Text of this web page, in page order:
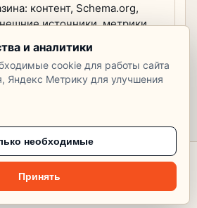
контент, Schema.org,
источники, метрики
Персональные данные
Рекомендации
и аналитики
cookie для работы сайта
Яндекс Метрику для улучшения
необходимые
Принять